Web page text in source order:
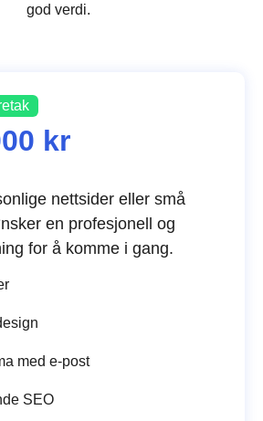
god verdi.
kr
nettsider eller små
en profesjonell og
for å komme i gang.
med e-post
SEO